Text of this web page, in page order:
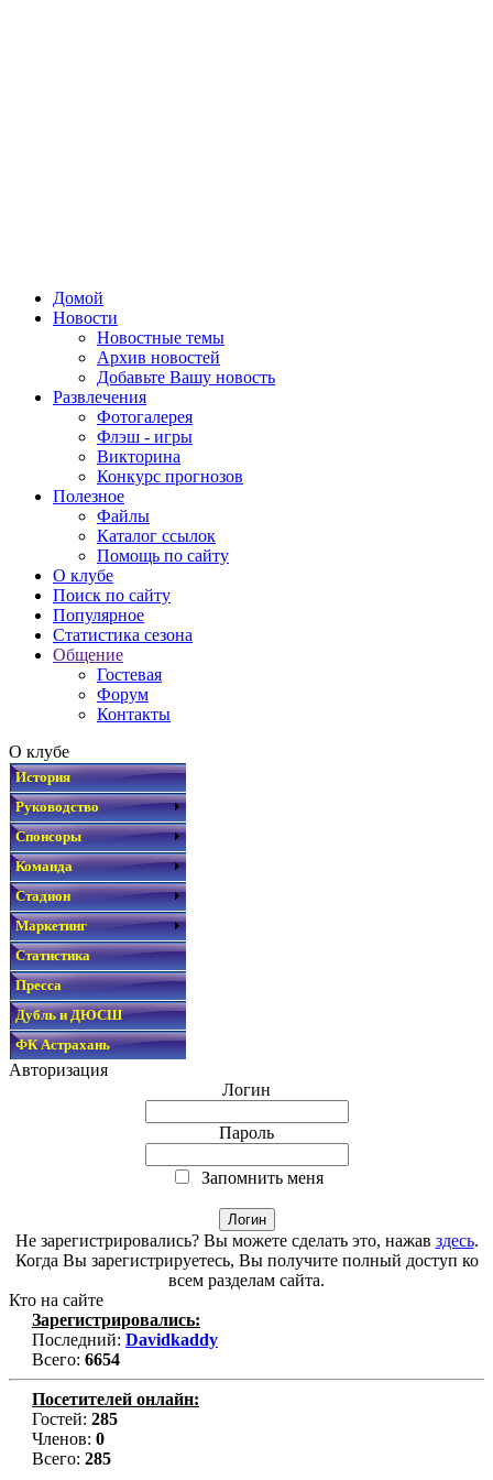
Домой
Новости
Новостные темы
Архив новостей
Добавьте Вашу новость
Развлечения
Фотогалерея
Флэш - игры
Викторина
Конкурс прогнозов
Полезное
Файлы
Каталог ссылок
Помощь по сайту
О клубе
Поиск по сайту
Популярное
Статистика сезона
Общение
Гостевая
Форум
Контакты
О клубе
История
Руководство
Спонсоры
Команда
Стадион
Маркетинг
Статистика
Пресса
Дубль и ДЮСШ
ФК Астрахань
Авторизация
Логин
Пароль
Запомнить меня
Не зарегистрировались? Вы можете сделать это, нажав здесь.
Когда Вы зарегистрируетесь, Вы получите полный доступ ко
всем разделам сайта.
Кто на сайте
Зарегистрировались:
Последний: Davidkaddy
Всего: 6654
Посетителей онлайн:
Гостей: 285
Членов: 0
Всего: 285